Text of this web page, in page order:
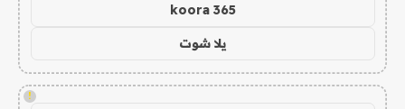
koora 365
يلا شوت
!